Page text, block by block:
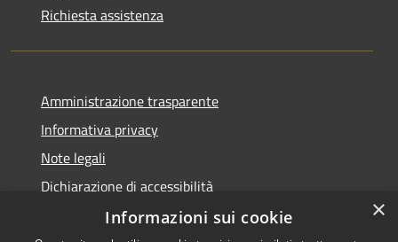
Richiesta assistenza
Amministrazione trasparente
Informativa privacy
Note legali
Dichiarazione di accessibilità
×
Informazioni sui cookie